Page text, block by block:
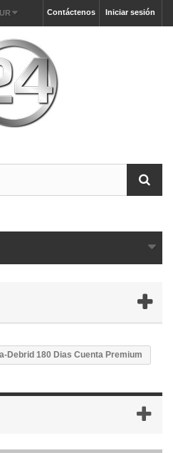
Iniciar sesión
Contáctenos
Debrid 180 Dias Cuenta Premium